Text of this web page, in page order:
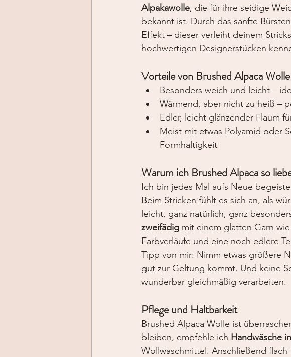
Alpakawolle, die für ihre seidige
bekannt ist. Durch das sanfte
Effekt – dieser verleiht deinem
hochwertigen Designerstücken
Vorteile von Brushed Alpaca
Besonders weich und leicht –
Wärmend, aber nicht zu heiß –
Edler, leicht glänzender Flaum
Meist mit etwas Polyamid oder
Formhaltigkeit
Warum ich Brushed Alpaca so
Ich bin jedes Mal aufs Neue
Beim Stricken fühlt es sich an, als
leicht, ganz natürlich, ganz
zweifädig mit einem glatten Garn
Farbverläufe und eine noch edlere
Tipp von mir: Nimm etwas größere
gut zur Geltung kommt. Und keine
wunderbar gleichmäßig verarbeiten.
Pflege und Haltbarkeit
Brushed Alpaca Wolle ist
bleiben, empfehle ich Handwäsche
Wollwaschmittel. Anschließend